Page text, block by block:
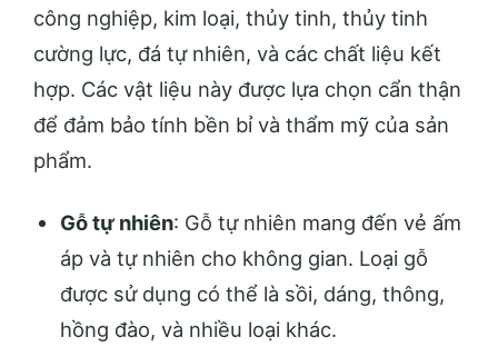
công nghiệp, kim loại, thủy tinh, thủy tinh
cường lực, đá tự nhiên, và các chất liệu kết
hợp. Các vật liệu này được lựa chọn cẩn thận
để đảm bảo tính bền bỉ và thẩm mỹ của sản
phẩm.
Gỗ tự nhiên: Gỗ tự nhiên mang đến vẻ ấm
áp và tự nhiên cho không gian. Loại gỗ
được sử dụng có thể là sồi, dáng, thông,
hồng đào, và nhiều loại khác.